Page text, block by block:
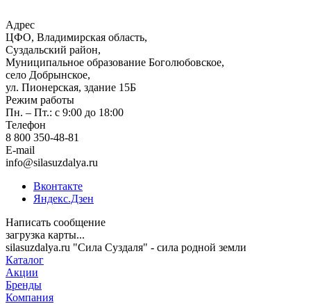
Адрес
ЦФО, Владимирская область,
Суздальский район,
Муниципальное образование Боголюбовское,
село Добрынское,
ул. Пионерская, здание 15Б
Режим работы
Пн. – Пт.: с 9:00 до 18:00
Телефон
8 800 350-48-81
E-mail
info@silasuzdalya.ru
Вконтакте
Яндекс.Дзен
Написать сообщение
загрузка карты...
silasuzdalya.ru "Сила Суздаля" - сила родной земли
Каталог
Акции
Бренды
Компания